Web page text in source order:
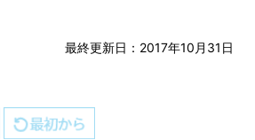
最終更新日：2017年10月31日